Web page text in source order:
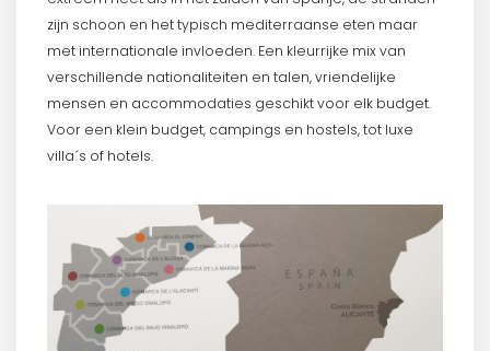
zijn schoon en het typisch mediterraanse eten maar
met internationale invloeden. Een kleurrijke mix van
verschillende nationaliteiten en talen, vriendelijke
mensen en accommodaties geschikt voor elk budget.
Voor een klein budget, campings en hostels, tot luxe
villa´s of hotels.